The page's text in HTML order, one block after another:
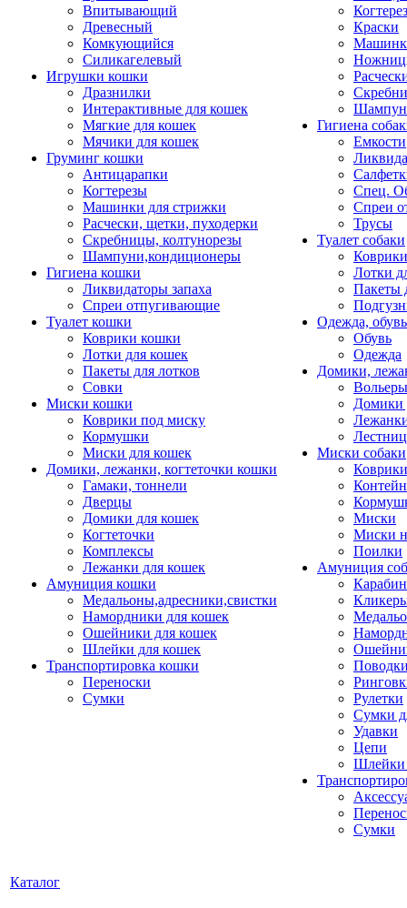
Впитывающий
Древесный
Комкующийся
Силикагелевый
Игрушки кошки
Дразнилки
Интерактивные для кошек
Мягкие для кошек
Мячики для кошек
Груминг кошки
Антицарапки
Когтерезы
Машинки для стрижки
Расчески, щетки, пуходерки
Скребницы, колтунорезы
Шампуни,кондиционеры
Гигиена кошки
Ликвидаторы запаха
Спреи отпугивающие
Туалет кошки
Коврики кошки
Лотки для кошек
Пакеты для лотков
Совки
Миски кошки
Коврики под миску
Кормушки
Миски для кошек
Домики, лежанки, когтеточки кошки
Гамаки, тоннели
Дверцы
Домики для кошек
Когтеточки
Комплексы
Лежанки для кошек
Амуниция кошки
Медальоны,адресники,свистки
Намордники для кошек
Ошейники для кошек
Шлейки для кошек
Транспортировка кошки
Переноски
Сумки
Краски
Гигиена
Емкости
Спец.
Спреи
Трусы
Туалет собаки
Коврики
Лотки
Пакеты
Одежда, обувь
Обувь
Одежда
Домики,
Домики
Миски собаки
Миски
Миски
Поилки
Амуниция
Рулетки
Сумки
Удавки
Цепи
Шлейки
Сумки
Каталог